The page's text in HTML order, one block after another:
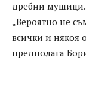
дребни мушици.
„Вероятно не
всички и някоя
предполага